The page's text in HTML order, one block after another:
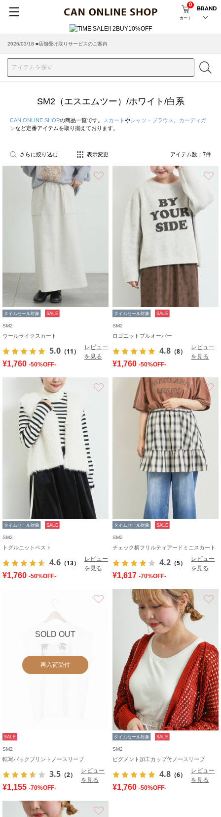
カート
0
BRAND
2026/03/18 ■店舗受け取りサービスのご案内
SM2（エスエムツー）/ホワイト/白系
CAN ONLINE SHOPの商品一覧です。 スカート やシャツ・ブラウス
カーディガ
ンなど定番アイテムを取り揃えております。
さらに絞り込む 表示変更 アイテム数： 7件
タイムセール対象 SALE
SM2
ウールライクスカート
5.0 （11）
レビュー
を見る
¥1,760 -50%OFF-
タイムセール対象 SALE
SM2
ロゴニットプルオーバー
4.8 （8）
レビュー
を見る
¥1,760 -50%OFF-
タイムセール対象 SALE
SM2
トグルニットベスト
4.6 （13）
レビュー
を見る
¥1,760 -50%OFF-
タイムセール対象 SALE
SM2
チェック柄フリルティアードミニスカート
4.2 （5）
レビュー
を見る
¥1,617 -70%OFF-
SOLD OUT
再入荷受付
お気に入り
SALE
SM2
転写バックプリントノースリーブ
3.5 （2）
レビュー
を見る
¥1,155 -70%OFF-
タイムセール対象 SALE
SM2
ピグメント加工カップ付ノースリーブ
4.8 （6）
レビュー
を見る
¥1,760 -50%OFF-